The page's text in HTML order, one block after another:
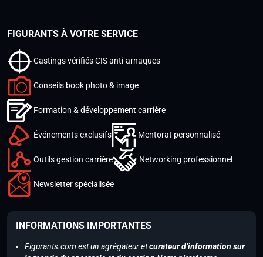
FIGURANTS À VOTRE SERVICE
Castings vérifiés CIS anti-arnaques
Conseils book photo & image
Formation & développement carrière
Événements exclusifs Mentorat personnalisé
Outils gestion carrière Networking professionnel
Newsletter spécialisée
INFORMATIONS IMPORTANTES
Figurants.com est un agrégateur etcurateur d’information sur